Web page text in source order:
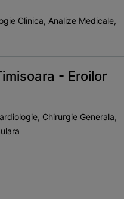
Clinica, Analize Medicale,
- Eroilor
Chirurgie Generala,